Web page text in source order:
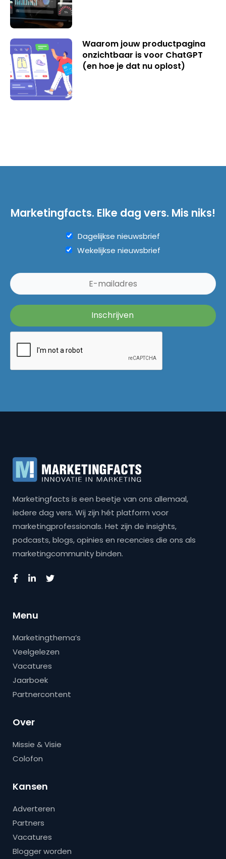
Waarom jouw productpagina
onzichtbaar is voor ChatGPT
(en hoe je dat nu oplost)
Marketingfacts. Elke dag vers. Mis niks!
Dagelijkse nieuwsbrief
Wekelijkse nieuwsbrief
Marketingfacts is een beetje van ons allemaal,
iedere dag vers. Wij zijn hét platform voor
marketingprofessionals. Het zijn de insights,
podcasts, blogs, opinies en recencies die ons als
marketingcommunity binden.
Menu
Marketingthema’s
Veelgelezen
Vacatures
Jaarboek
Partnercontent
Over
Missie & Visie
Colofon
Kansen
Adverteren
Partners
Vacatures
Blogger worden